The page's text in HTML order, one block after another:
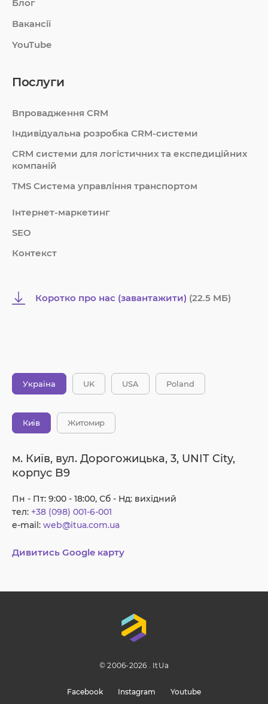
Блог
Вакансії
YouTube
Послуги
Впровадження CRM
Індивідуальна розробка CRM-системи
СRM системи для логістичних та експедиційних
компаній
TMS Система управління транспортом
Інтернет-маркетинг
SEO
Контекст
Коротко про нас (завантажити) (22.5 MБ)
Україна UK USA Poland
Київ Житомир
м. Київ, вул. Дорогожицька, 3, UNIT City,
корпус B9
Пн - Пт: 9:00 - 18:00, Сб - Нд: вихідний
тел: +38 (098) 001-6-001
e-mail: web@itua.com.ua
Дивитись Google карту
© 2006-2026 . ItUa
Facebook Instagram Youtube